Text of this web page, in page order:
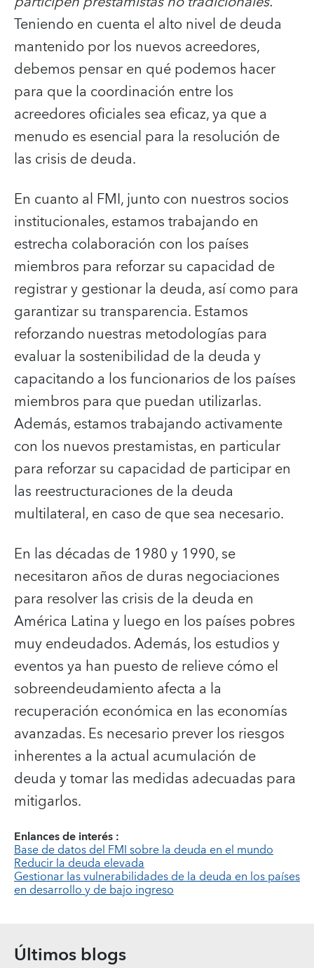
Teniendo en cuenta el alto nivel de deuda
mantenido por los nuevos acreedores,
debemos pensar en qué podemos hacer
para que la coordinación entre los
acreedores oficiales sea eficaz, ya que a
menudo es esencial para la resolución de
las crisis de deuda.
En cuanto al FMI, junto con nuestros socios
institucionales, estamos trabajando en
estrecha colaboración con los países
miembros para reforzar su capacidad de
registrar y gestionar la deuda, así como para
garantizar su transparencia. Estamos
reforzando nuestras metodologías para
evaluar la sostenibilidad de la deuda y
capacitando a los funcionarios de los países
miembros para que puedan utilizarlas.
Además, estamos trabajando activamente
con los nuevos prestamistas, en particular
para reforzar su capacidad de participar en
las reestructuraciones de la deuda
multilateral, en caso de que sea necesario.
En las décadas de 1980 y 1990, se
necesitaron años de duras negociaciones
para resolver las crisis de la deuda en
América Latina y luego en los países pobres
muy endeudados. Además, los estudios y
eventos ya han puesto de relieve cómo el
sobreendeudamiento afecta a la
recuperación económica en las economías
avanzadas. Es necesario prever los riesgos
inherentes a la actual acumulación de
deuda y tomar las medidas adecuadas para
mitigarlos.
Enlances de interés :
Base de datos del FMI sobre la deuda en el mundo
Reducir la deuda elevada
Gestionar las vulnerabilidades de la deuda en los países
en desarrollo y de bajo ingreso
Últimos blogs